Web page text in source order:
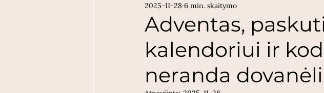
Mamų istorijos Maistas
Motinystė Žindymas šeima
Adventas,
kalendoriui ir
neranda
2025-11-28 6 min. skaitymo